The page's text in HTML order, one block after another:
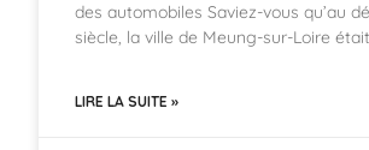
des automobiles Saviez-vous qu’au
siècle, la ville de Meung-sur-Loire
LIRE LA SUITE »